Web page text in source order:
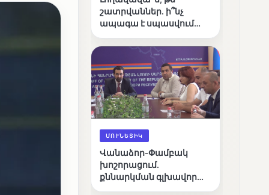
շատրվաններ. ի՞նչ
ապագա է սպասվում
լճին
ՄՈՒՆԵՏԻԿ
Վանաձոր-Փամբակ
խոշորացում.
քննարկման գլխավոր